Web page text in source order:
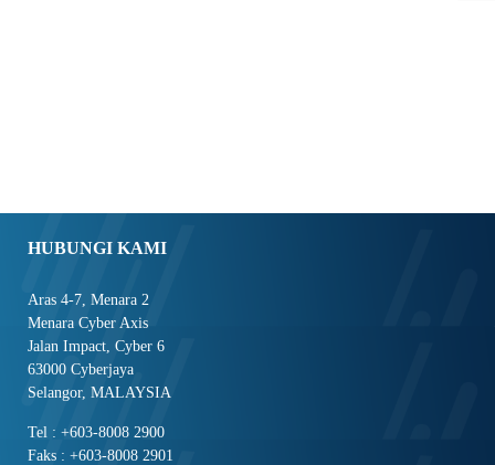
HUBUNGI KAMI
Aras 4-7, Menara 2
Menara Cyber Axis
Jalan Impact, Cyber 6
63000 Cyberjaya
Selangor, MALAYSIA
Tel : +603-8008 2900
Faks : +603-8008 2901